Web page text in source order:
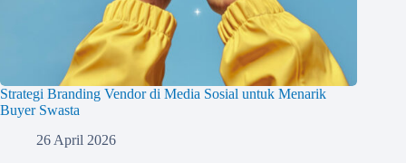
Strategi Branding Vendor di Media Sosial untuk Menarik
Buyer Swasta
26 April 2026